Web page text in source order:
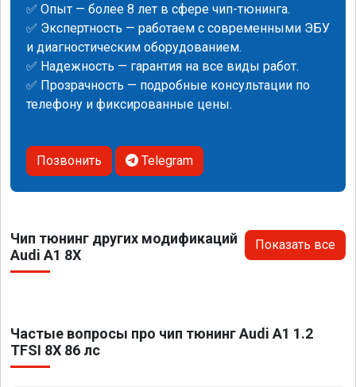
✅ Опыт — более 8 лет в сфере чип-тюнинга.
✅ Экспертность — работаем с современными ЭБУ
и диагностическим оборудованием.
✅ Надежность — гарантия на все виды работ.
✅ Прозрачность — подробные консультации по
телефону и фиксированные цены.
Позвонить Telegram
Чип тюнинг других модификаций
Audi A1 8X
Показать все
Частые вопросы про чип тюнинг Audi A1 1.2
TFSI 8X 86 лс